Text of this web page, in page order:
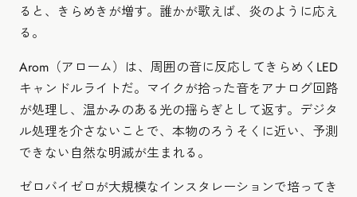
ると、きらめきが増す。誰かが歌えば、炎のように応え
る。
Arom（アローム）は、周囲の音に反応してきらめくLED
キャンドルライトだ。マイクが拾った音をアナログ回路
が処理し、温かみのある光の揺らぎとして返す。デジタ
ル処理を介さないことで、本物のろうそくに近い、予測
できない自然な明滅が生まれる。
ゼロバイゼロが大規模なインスタレーションで培ってき